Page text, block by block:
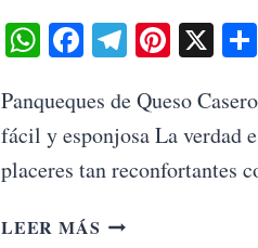
WhatsApp
Facebook
Telegram
X
Panqueques de Queso
fácil y esponjosa La verdad
placeres tan reconfortantes
LEER MÁS PANQUEQUES